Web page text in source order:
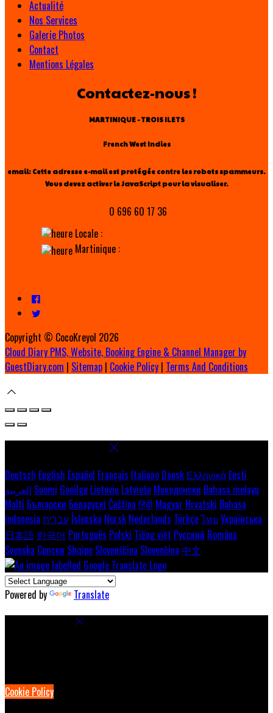
Actualité
Nos Services
Galerie Photos
Contact
Mentions Légales
Contactez-nous !
MARTINIQUE - TROIS ILETS
French West Indies
email: Cette adresse e-mail est protégée contre les robots spammeurs.
Vous devez activer le JavaScript pour la visualiser.
0 696 60 17 36
Locale :
Martinique :
Copyright © CocoKreyol 2026
Cloud Diary PMS, Website, Booking Engine & Channel Manager by
GuestDiary.com | Sitemap | Cookie Policy | Terms And Conditions
Deutsch English Español Français Italiano Dansk Ελληνικά Eesti
العربية Suomi Gaeilge Lietuvių Latviešu Македонски Bahasa melayu
Malti Български Беларускі Čeština हिंदी Magyar Hrvatski Bahasa
indonesia עברית Íslenska Norsk Nederlands Türkçeไทย Українська
日本語 한국어 Português Polski Tiếng việt Русский Română
Svenska Српски Shqipe Slovenščina Slovenčina 中文
Powered by Translate
Cookie Policy